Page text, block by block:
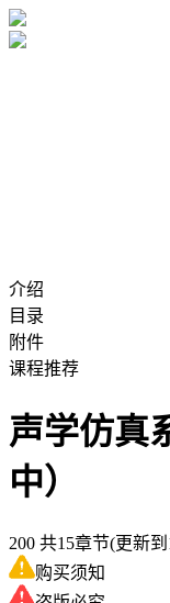
介绍
目录
附件
课程推荐
声学仿真
中）
200 共15章节(更新
购买须知